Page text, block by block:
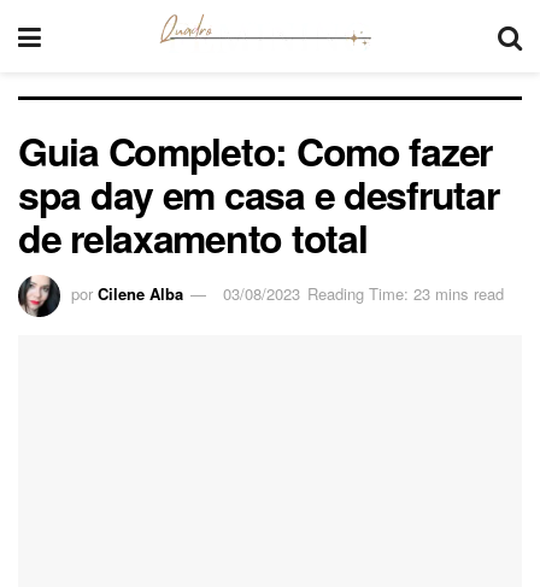
Guia Completo: Como fazer
spa day em casa e desfrutar
de relaxamento total
por Cilene Alba 03/08/2023 Reading Time: 23 mins read